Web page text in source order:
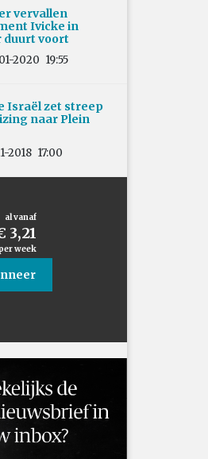
vervallen
Ivicke in
duurt voort
2020 19:55
Israël zet streep
naar Plein
2018 17:00
al vanaf
3,21
week